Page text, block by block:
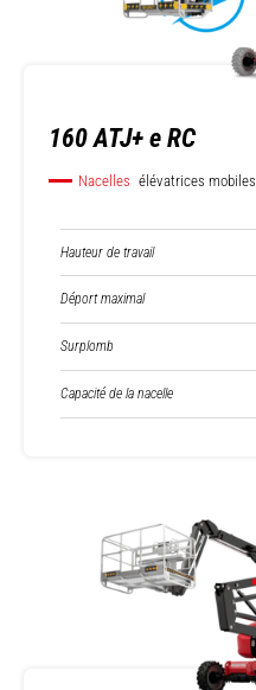
160 ATJ+ e RC
Nacelles élévatrices mobiles
Hauteur de travail
Déport maximal
Surplomb
Capacité de la nacelle